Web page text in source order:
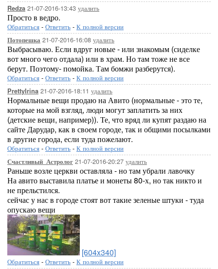
Redza 21-07-2016-13:43 удалить
Просто в ведро.
Обратиться - Ответить - К полной версии
Потопешка 21-07-2016-16:08 удалить
Выбрасываю. Если вдруг новые - или знакомым (сиделке
вот много чего отдала) или в храм. Но там тоже не все
берут. Поэтому- помойка. Там бомжи разберутся).
Обратиться - Ответить - К полной версии
PrettyIrina 21-07-2016-18:11 удалить
Нормальные вещи продаю на Авито (нормальные - это те,
которые на мой взгляд, люди могут заплатить за них
(детские вещи, например)). Те, что вряд ли купят раздаю на
сайте Дарудар, как в своем городе, так и общими посылками
в другие города, если туда пожелают.
Обратиться - Ответить - К полной версии
Счастливый_Астролог 21-07-2016-20:27 удалить
Раньше возле церкви оставляла - но там убрали лавочку
На авито выставила платье и монеты 80-х, но так никто и
не прельстился.
сейчас у нас в городе стоят вот такие зеленые штуки - туда
опускаю вещи
[604x340]
Обратиться - Ответить - К полной версии